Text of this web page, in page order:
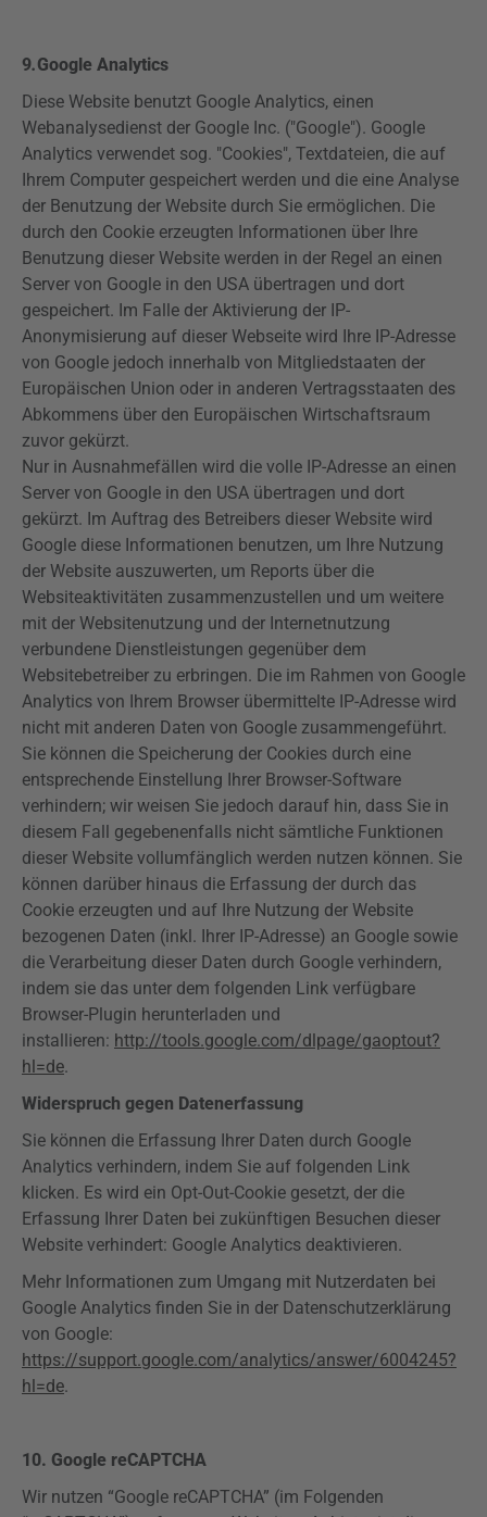
9.Google Analytics
Diese Website benutzt Google Analytics, einen
Webanalysedienst der Google Inc. ("Google"). Google
Analytics verwendet sog. "Cookies", Textdateien, die auf
Ihrem Computer gespeichert werden und die eine Analyse
der Benutzung der Website durch Sie ermöglichen. Die
durch den Cookie erzeugten Informationen über Ihre
Benutzung dieser Website werden in der Regel an einen
Server von Google in den USA übertragen und dort
gespeichert. Im Falle der Aktivierung der IP-
Anonymisierung auf dieser Webseite wird Ihre IP-Adresse
von Google jedoch innerhalb von Mitgliedstaaten der
Europäischen Union oder in anderen Vertragsstaaten des
Abkommens über den Europäischen Wirtschaftsraum
zuvor gekürzt.
Nur in Ausnahmefällen wird die volle IP-Adresse an einen
Server von Google in den USA übertragen und dort
gekürzt. Im Auftrag des Betreibers dieser Website wird
Google diese Informationen benutzen, um Ihre Nutzung
der Website auszuwerten, um Reports über die
Websiteaktivitäten zusammenzustellen und um weitere
mit der Websitenutzung und der Internetnutzung
verbundene Dienstleistungen gegenüber dem
Websitebetreiber zu erbringen. Die im Rahmen von Google
Analytics von Ihrem Browser übermittelte IP-Adresse wird
nicht mit anderen Daten von Google zusammengeführt.
Sie können die Speicherung der Cookies durch eine
entsprechende Einstellung Ihrer Browser-Software
verhindern; wir weisen Sie jedoch darauf hin, dass Sie in
diesem Fall gegebenenfalls nicht sämtliche Funktionen
dieser Website vollumfänglich werden nutzen können. Sie
können darüber hinaus die Erfassung der durch das
Cookie erzeugten und auf Ihre Nutzung der Website
bezogenen Daten (inkl. Ihrer IP-Adresse) an Google sowie
die Verarbeitung dieser Daten durch Google verhindern,
indem sie das unter dem folgenden Link verfügbare
Browser-Plugin herunterladen und
installieren: http://tools.google.com/dlpage/gaoptout?
hl=de.
Widerspruch gegen Datenerfassung
Sie können die Erfassung Ihrer Daten durch Google
Analytics verhindern, indem Sie auf folgenden Link
klicken. Es wird ein Opt-Out-Cookie gesetzt, der die
Erfassung Ihrer Daten bei zukünftigen Besuchen dieser
Website verhindert: Google Analytics deaktivieren.
Mehr Informationen zum Umgang mit Nutzerdaten bei
Google Analytics finden Sie in der Datenschutzerklärung
von Google:
https://support.google.com/analytics/answer/6004245?
hl=de.
10. Google reCAPTCHA
Wir nutzen “Google reCAPTCHA” (im Folgenden